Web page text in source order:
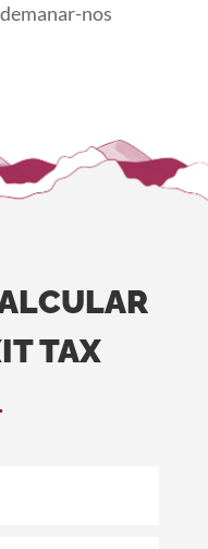
nos
TAX